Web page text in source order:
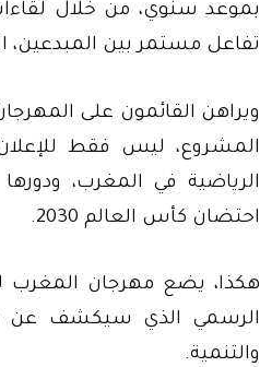
بموعد سنوي، من خلال
تفاعل مستمر بين المبدعين،
ويراهن القائمون على
المشروع، ليس فقط
الرياضية في المغرب،
احتضان كأس العالم 2030.
هكذا، يضع مهرجان المغرب
الرسمي الذي سيكشف عن
والتنمية.